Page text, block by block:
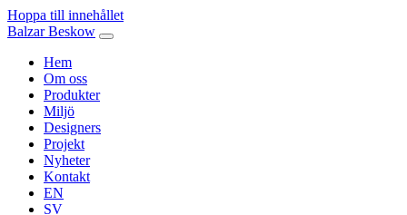
Hoppa till innehållet
Balzar Beskow
Hem
Om oss
Produkter
Miljö
Designers
Projekt
Nyheter
Kontakt
EN
SV